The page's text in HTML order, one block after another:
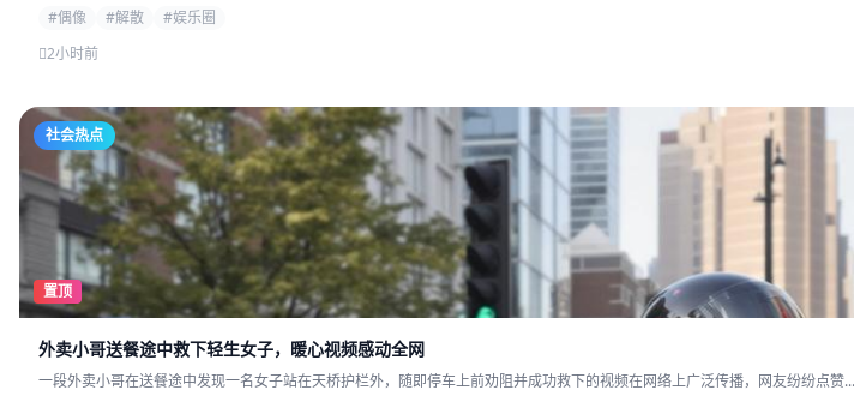
#偶像
#解散
#娱乐圈
2小时前
社会热点
置顶
外卖小哥送餐途中救下轻生女子，暖心视频感动全网
一段外卖小哥在送餐途中发现一名女子站在天桥护栏外，随即停车上前劝阻并成功救下的视频在网络上广泛传播，网友纷纷点赞...